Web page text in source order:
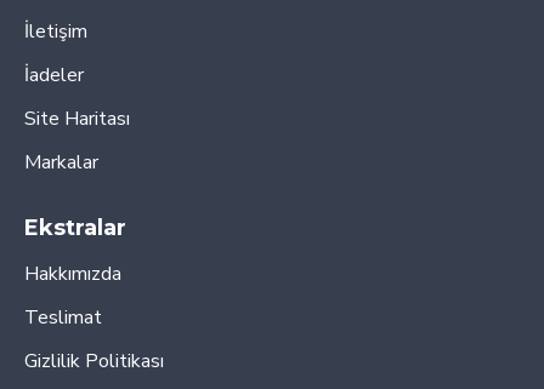
İletişim
İadeler
Site Haritası
Markalar
Ekstralar
Hakkımızda
Teslimat
Gizlilik Politikası